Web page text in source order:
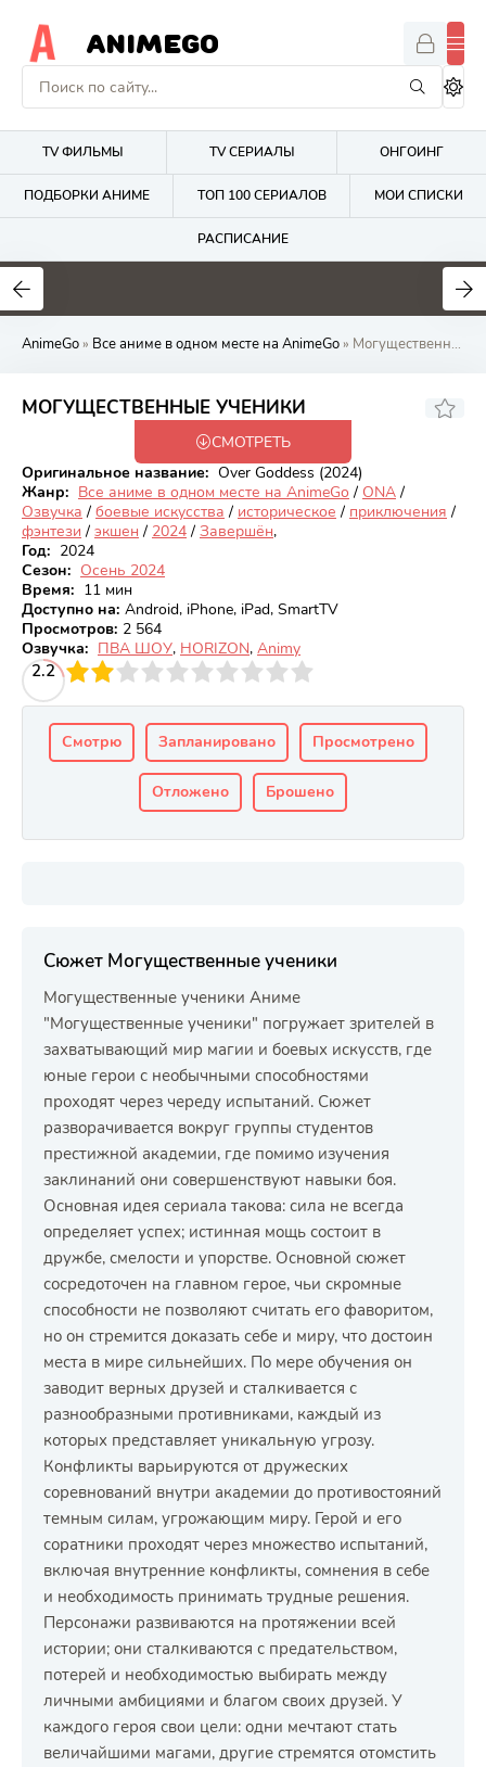
ANIMEGO
TV ФИЛЬМЫ TV СЕРИАЛЫ ОНГОИНГ
ПОДБОРКИ АНИМЕ ТОП 100 СЕРИАЛОВ МОИ СПИСКИ
РАСПИСАНИЕ
1.7
AnimeGo» Все аниме в одном месте на AnimeGo» Могущественные ученики
МОГУЩЕСТВЕННЫЕ УЧЕНИКИ
Закончен
6.92
СМОТРЕТЬ
Оригинальное название: Over Goddess (2024)
Жанр: Все аниме в одном месте на AnimeGo / ONA /
Озвучка / боевые искусства / историческое / приключения /
фэнтези / экшен / 2024 / Завершён,
Год: 2024
Сезон: Осень 2024
Время: 11 мин
Доступно на: Android, iPhone, iPad, SmartTV
Просмотров: 2 564
Озвучка: ПВА ШОУ, HORIZON, Animy
2.2
4 5 6 7 8 9 10
Смотрю Запланировано Просмотрено
Отложено Брошено
Сюжет Могущественные ученики
Могущественные ученики Аниме
"Могущественные ученики" погружает зрителей в
захватывающий мир магии и боевых искусств, где
юные герои с необычными способностями
проходят через череду испытаний. Сюжет
разворачивается вокруг группы студентов
престижной академии, где помимо изучения
заклинаний они совершенствуют навыки боя.
Основная идея сериала такова: сила не всегда
определяет успех; истинная мощь состоит в
дружбе, смелости и упорстве. Основной сюжет
сосредоточен на главном герое, чьи скромные
способности не позволяют считать его фаворитом,
но он стремится доказать себе и миру, что достоин
места в мире сильнейших. По мере обучения он
заводит верных друзей и сталкивается с
разнообразными противниками, каждый из
которых представляет уникальную угрозу.
Конфликты варьируются от дружеских
соревнований внутри академии до противостояний
темным силам, угрожающим миру. Герой и его
соратники проходят через множество испытаний,
включая внутренние конфликты, сомнения в себе
и необходимость принимать трудные решения.
Персонажи развиваются на протяжении всей
истории; они сталкиваются с предательством,
потерей и необходимостью выбирать между
личными амбициями и благом своих друзей. У
каждого героя свои цели: одни мечтают стать
величайшими магами, другие стремятся отомстить